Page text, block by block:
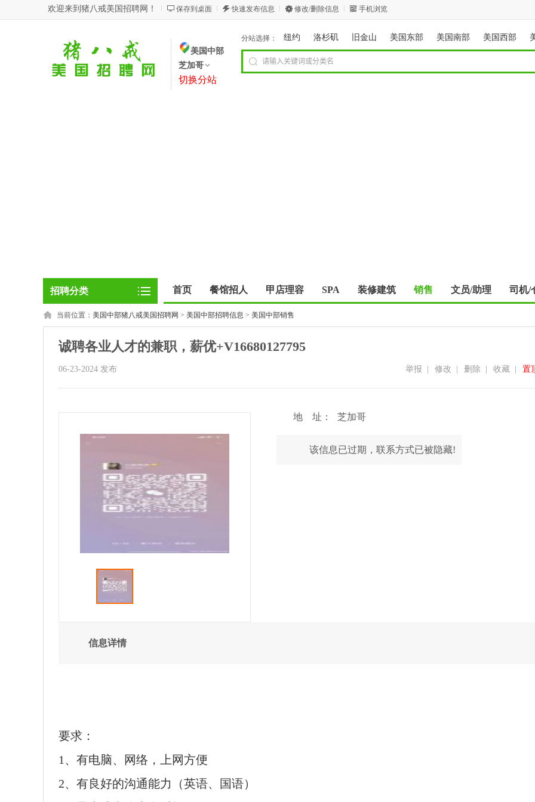
欢迎来到猪八戒美国招聘网！ 保存到桌面 快速发布信息 修改/删除信息 手机浏览
美国中部
芝加哥
切换分站
分站选择： 纽约 洛杉矶 旧金山 美国东部 美国南部 美国西部
招聘分类 首页 餐馆招人 甲店理容 SPA 装修建筑 销售 文员/助理 司机/
当前位置： 美国中部猪八戒美国招聘网 > 美国中部招聘信息 > 美国中部销售
诚聘各业人才的兼职，薪优+V16680127795
06-23-2024 发布 置
收藏
删除
修改
举报
地 址： 芝加哥
该信息已过期，联系方式已被隐藏!
信息详情
要求：
1、有电脑、网络，上网方便
2、有良好的沟通能力（英语、国语）